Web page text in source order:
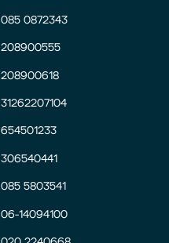
085 0872343
208900555
208900618
31262207104
654501233
306540441
085 5803541
06-14094100